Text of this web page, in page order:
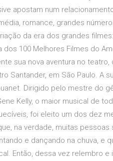
apostam num
romance, grandes
da era dos grandes
100 Melhores Filmes do
sua nova aventura no teatro,
Santander, em São Paulo. A
Dirigido pelo mestre do
Kelly, o maior musical de
foi eleito um dos dez
na verdade, muitas
e dançando na chuva, e
Então, dessa vez relembro e